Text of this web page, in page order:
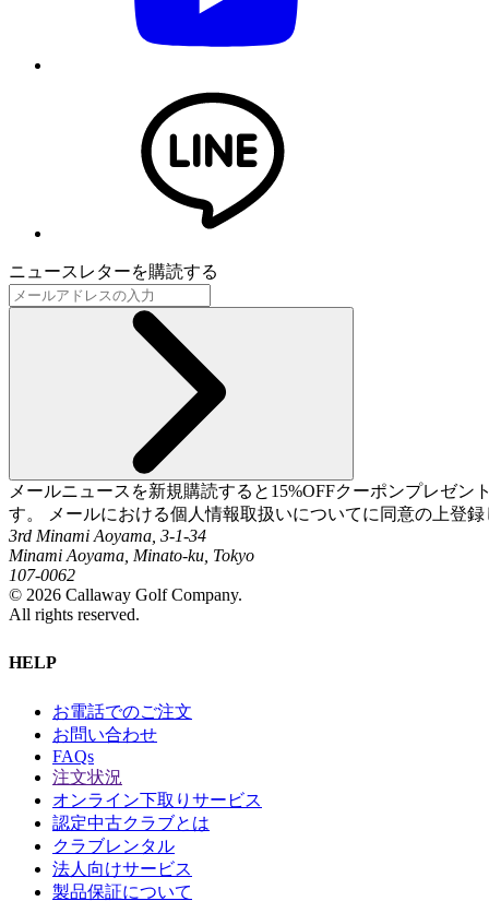
ニュースレターを購読する
メールニュースを新規購読すると15%OFFクーポンプレゼ
す。 メールにおける個人情報取扱いについてに同意の上登
3rd Minami Aoyama, 3-1-34
Minami Aoyama, Minato-ku, Tokyo
107-0062
© 2026 Callaway Golf Company.
All rights reserved.
HELP
お電話でのご注文
お問い合わせ
FAQs
注文状況
オンライン下取りサービス
認定中古クラブとは
クラブレンタル
法人向けサービス
製品保証について